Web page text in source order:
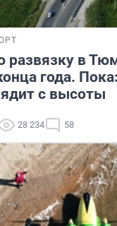
развязку в
года.
с высоты
28 234 58